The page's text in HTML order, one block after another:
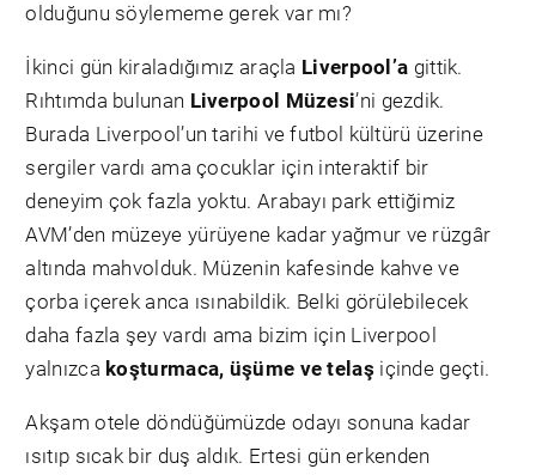
olduğunu söylememe gerek var mı?
İkinci gün kiraladığımız araçla Liverpool’a gittik.
Rıhtımda bulunan Liverpool Müzesi’ni gezdik.
Burada Liverpool’un tarihi ve futbol kültürü üzerine
sergiler vardı ama çocuklar için interaktif bir
deneyim çok fazla yoktu. Arabayı park ettiğimiz
AVM’den müzeye yürüyene kadar yağmur ve rüzgâr
altında mahvolduk. Müzenin kafesinde kahve ve
çorba içerek anca ısınabildik. Belki görülebilecek
daha fazla şey vardı ama bizim için Liverpool
yalnızca koşturmaca, üşüme ve telaş içinde geçti.
Akşam otele döndüğümüzde odayı sonuna kadar
ısıtıp sıcak bir duş aldık. Ertesi gün erkenden